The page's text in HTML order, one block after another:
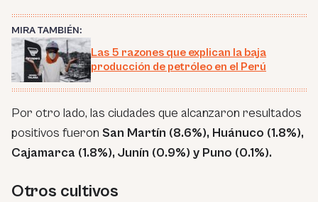
MIRA TAMBIÉN:
Las 5 razones que explican la baja
producción de petróleo en el Perú
Por otro lado, las ciudades que alcanzaron resultados
positivos fueron San Martín (8.6%), Huánuco (1.8%),
Cajamarca (1.8%), Junín (0.9%) y Puno (0.1%).
Otros cultivos